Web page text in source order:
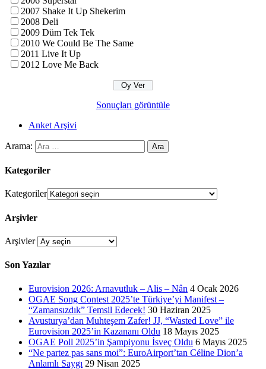
2007 Shake It Up Shekerim
2008 Deli
2009 Düm Tek Tek
2010 We Could Be The Same
2011 Live It Up
2012 Love Me Back
Sonuçları görüntüle
Anket Arşivi
Arama:
Kategoriler
Kategoriler
Arşivler
Arşivler
Son Yazılar
Eurovision 2026: Arnavutluk – Alis – Nân 4 Ocak 2026
OGAE Song Contest 2025’te Türkiye’yi Manifest –
“Zamansızdık” Temsil Edecek! 30 Haziran 2025
Avusturya’dan Muhteşem Zafer! JJ, “Wasted Love” ile
Eurovision 2025’in Kazananı Oldu 18 Mayıs 2025
OGAE Poll 2025’in Şampiyonu İsveç Oldu 6 Mayıs 2025
“Ne partez pas sans moi”: EuroAirport’tan Céline Dion’a
Anlamlı Saygı 29 Nisan 2025